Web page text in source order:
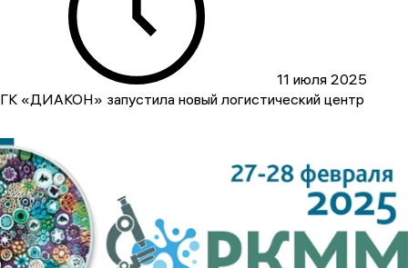
11 июля 2025
ГК «ДИАКОН» запустила новый логистический центр